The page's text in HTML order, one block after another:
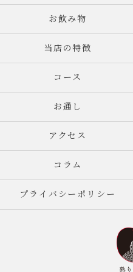
お飲み物
当店の特徴
コース
お通し
アクセス
コラム
プライバシーポリシー